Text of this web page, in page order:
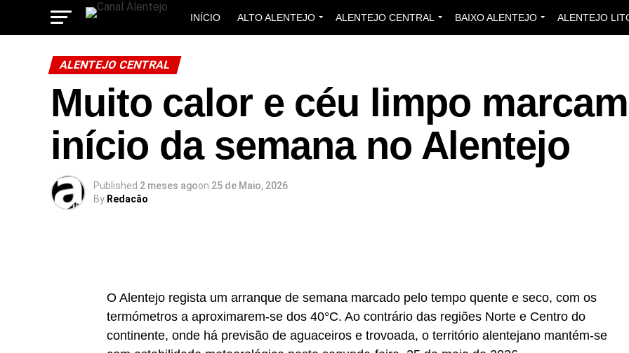
INÍCIO ALTO ALENTEJO ALENTEJO CENTRAL BAIXO ALENTEJO ALENTEJO
ALENTEJO CENTRAL
Muito calor e céu limpo
início da semana no Alentejo
Published 2 meses agoon 25 de Maio, 2026
By Redacão
O Alentejo regista um arranque de semana marcado pelo tempo quente e seco, com os
termómetros a aproximarem-se dos 40°C. Ao contrário das regiões Norte e Centro do
continente, onde há previsão de aguaceiros e trovoada, o território alentejano mantém-se